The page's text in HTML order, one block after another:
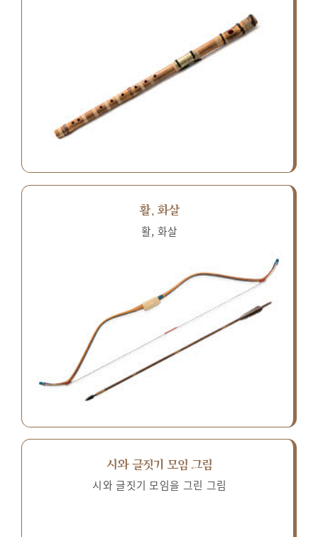
활, 화살
활, 화살
시와 글짓기 모임 그림
시와 글짓기 모임을 그린 그림